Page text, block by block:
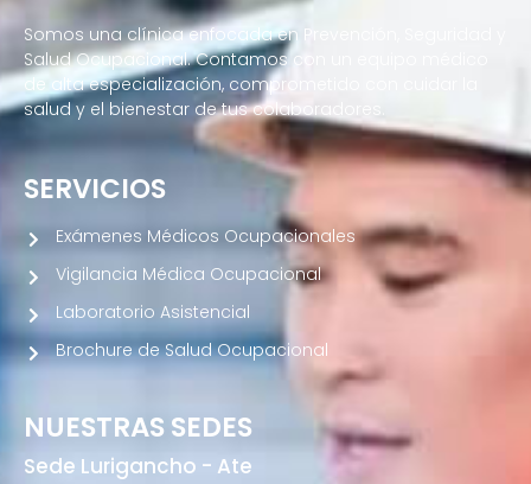
Somos una clínica enfocada en Prevención, Seguridad y
Salud Ocupacional. Contamos con un equipo médico
de alta especialización, comprometido con cuidar la
salud y el bienestar de tus colaboradores.
NUESTRAS SEDES
Sede Lurigancho - Ate
SERVICIOS
Exámenes Médicos Ocupacionales
Vigilancia Médica Ocupacional
Laboratorio Asistencial
Brochure de Salud Ocupacional